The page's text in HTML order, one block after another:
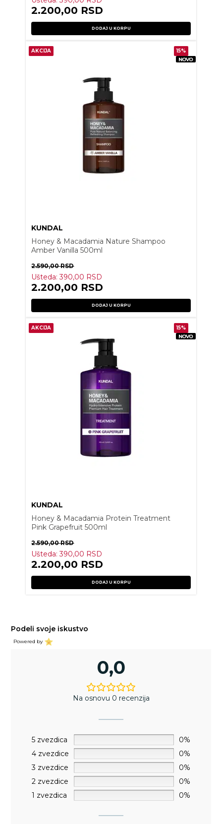
2.200,00 RSD
DODAJ U KORPU
AKCIJA 15%
KUNDAL
Honey & Macadamia Nature Shampoo
Amber Vanilla 500ml
2.590,00RSD
Ušteda:390,00 RSD
2.200,00 RSD
DODAJ U KORPU
AKCIJA 15%
KUNDAL
Honey & Macadamia Protein Treatment
Pink Grapefruit 500ml
2.590,00RSD
Ušteda:390,00 RSD
2.200,00 RSD
DODAJ U KORPU
Podeli svoje iskustvo
Powered by
0,0
Na osnovu 0 recenzija
5 zvezdica
0%
4 zvezdice
0%
3 zvezdice
0%
2 zvezdice
0%
1 zvezdica
0%